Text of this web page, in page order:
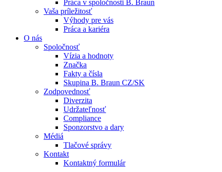
Práca v spoločnosti B. Braun
Vaša príležitosť
Výhody pre vás
Práca a kariéra
O nás
Spoločnosť
Vízia a hodnoty
Značka
Fakty a čísla
Skupina B. Braun CZ/SK
Zodpovednosť
Diverzita
Udržateľnosť
Compliance
Sponzorstvo a dary
Médiá
Tlačové správy
Kontakt
Kontaktný formulár